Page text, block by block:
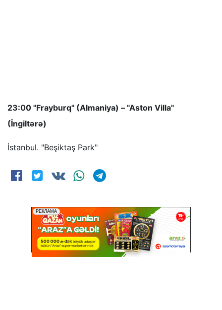
23:00 "Frayburq" (Almaniya) – "Aston Villa"
(İngiltərə)
İstanbul. "Beşiktaş Park"